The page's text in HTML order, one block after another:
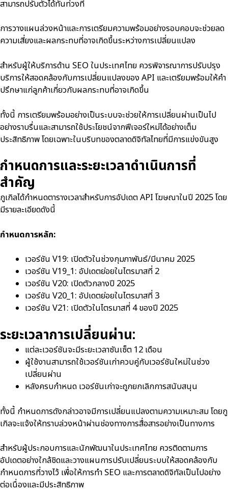
สามารถปรับตัวได้ทันท่วงที
การวางแผนล่วงหน้าและการเตรียมความพร้อมอย่างรอบคอบจะช่วยลด
ความเสี่ยงและผลกระทบที่อาจเกิดขึ้นระหว่างการเปลี่ยนแปลง
สำหรับผู้ให้บริการด้าน SEO ในประเทศไทย ควรพิจารณาการปรับปรุง
บริการให้สอดคล้องกับการเปลี่ยนแปลงของ API และเตรียมพร้อมให้คำ
ปรึกษาแก่ลูกค้าเกี่ยวกับผลกระทบที่อาจเกิดขึ้น
ทั้งนี้ การเตรียมพร้อมอย่างเป็นระบบจะช่วยให้การเปลี่ยนผ่านเป็นไป
อย่างราบรื่นและสามารถใช้ประโยชน์จากฟีเจอร์ใหม่ได้อย่างเต็ม
ประสิทธิภาพ โดยเฉพาะในบริบทของตลาดดิจิทัลไทยที่มีการแข่งขันสูง
กำหนดการและระยะเวลาดำเนินการที่
สำคัญ
กูเกิลได้กำหนดตารางเวลาสำหรับการอัปเดต API โฆษณาในปี 2025 โดย
มีรายละเอียดดังนี้
กำหนดการหลัก:
เวอร์ชัน V19: เปิดตัวในช่วงกุมภาพันธ์/มีนาคม 2025
เวอร์ชัน V19_1: อัปเดตย่อยในไตรมาสที่ 2
เวอร์ชัน V20: เปิดตัวกลางปี 2025
เวอร์ชัน V20_1: อัปเดตย่อยในไตรมาสที่ 3
เวอร์ชัน V21: เปิดตัวในไตรมาสที่ 4 ของปี 2025
ระยะเวลาการเปลี่ยนผ่าน:
แต่ละเวอร์ชันจะมีระยะเวลาซันเซ็ต 12 เดือน
ผู้ใช้งานสามารถใช้เวอร์ชันเก่าควบคู่กับเวอร์ชันใหม่ในช่วง
เปลี่ยนผ่าน
หลังครบกำหนด เวอร์ชันเก่าจะถูกยกเลิกการสนับสนุน
ทั้งนี้ กำหนดการดังกล่าวอาจมีการเปลี่ยนแปลงตามความเหมาะสม โดยกู
เกิลจะแจ้งให้ทราบล่วงหน้าผ่านช่องทางการสื่อสารอย่างเป็นทางการ
สำหรับผู้ประกอบการและนักพัฒนาในประเทศไทย ควรติดตามการ
อัปเดตอย่างใกล้ชิดและวางแผนการปรับเปลี่ยนระบบให้สอดคล้องกับ
กำหนดการที่วางไว้ เพื่อให้การทำ SEO และการตลาดดิจิทัลเป็นไปอย่าง
ต่อเนื่องและมีประสิทธิภาพ